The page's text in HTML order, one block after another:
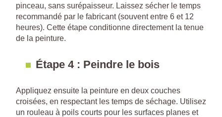
pinceau, sans surépaisseur. Laissez sécher le temps
recommandé par le fabricant (souvent entre 6 et 12
heures). Cette étape conditionne directement la tenue
de la peinture.
Étape 4 : Peindre le bois
Appliquez ensuite la peinture en deux couches
croisées, en respectant les temps de séchage. Utilisez
un rouleau à poils courts pour les surfaces planes et